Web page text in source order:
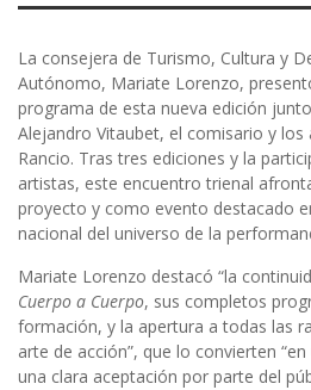
La consejera de Turismo, Cultura y
Autónomo, Mariate Lorenzo,
programa de esta nueva edición
Alejandro Vitaubet, el comisario y los
Rancio. Tras tres ediciones y la
artistas, este encuentro trienal
proyecto y como evento destacado
nacional del universo de la
Mariate Lorenzo destacó “la
Cuerpo a Cuerpo, sus completos
formación, y la apertura a todas las
arte de acción”, que lo convierten
una clara aceptación por parte del